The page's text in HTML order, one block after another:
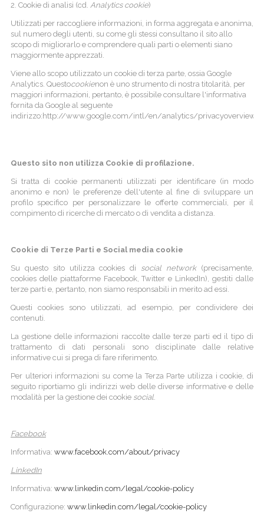
2. Cookie di analisi (cd. Analytics cookie)
Utilizzati per raccogliere informazioni, in forma aggregata e anonima,
sul numero degli utenti, su come gli stessi consultano il sito allo
scopo di migliorarlo e comprendere quali parti o elementi siano
maggiormente apprezzati.
Viene allo scopo utilizzato un cookie di terza parte, ossia Google
Analytics. Questocookienon è uno strumento di nostra titolarità, per
maggiori informazioni, pertanto, è possibile consultare l'informativa
fornita da Google al seguente
indirizzo:http://www.google.com/intl/en/analytics/
Questo sito non utilizza Cookie di profilazione.
Si tratta di cookie permanenti utilizzati per identificare (in modo
anonimo e non) le preferenze dell'utente al fine di sviluppare un
profilo specifico per personalizzare le offerte commerciali, per il
compimento di ricerche di mercato o di vendita a distanza.
Cookie di Terze Parti e Social media cookie
Su questo sito utilizza cookies di social network(precisamente,
cookies delle piattaforme Facebook, Twitter e LinkedIn), gestiti dalle
terze parti e, pertanto, non siamo responsabili in merito ad essi.
Questi cookies sono utilizzati, ad esempio, per condividere dei
contenuti.
La gestione delle informazioni raccolte dalle terze parti ed il tipo di
trattamento di dati personali sono disciplinate dalle relative
informative cui si prega di fare riferimento.
Per ulteriori informazioni su come la Terza Parte utilizza i cookie, di
seguito riportiamo gli indirizzi web delle diverse informative e delle
modalità per la gestione dei cookie social.
Facebook
Informativa: www.facebook.com/about/privacy
LinkedIn
Informativa: www.linkedin.com/legal/cookie-policy
Configurazione: www.linkedin.com/legal/cookie-policy